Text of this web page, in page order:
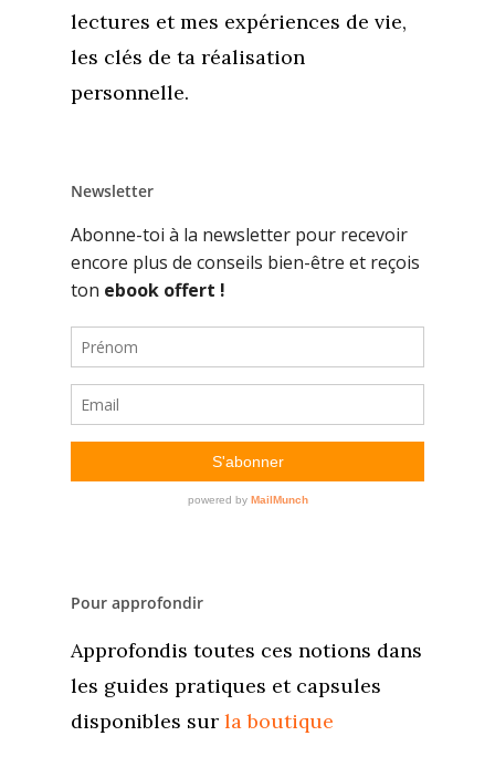
lectures et mes expériences de vie,
les clés de ta réalisation
personnelle.
Newsletter
Pour approfondir
Approfondis toutes ces notions dans
les guides pratiques et capsules
disponibles sur la boutique